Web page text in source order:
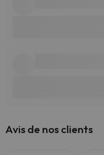
Avis de nos clients